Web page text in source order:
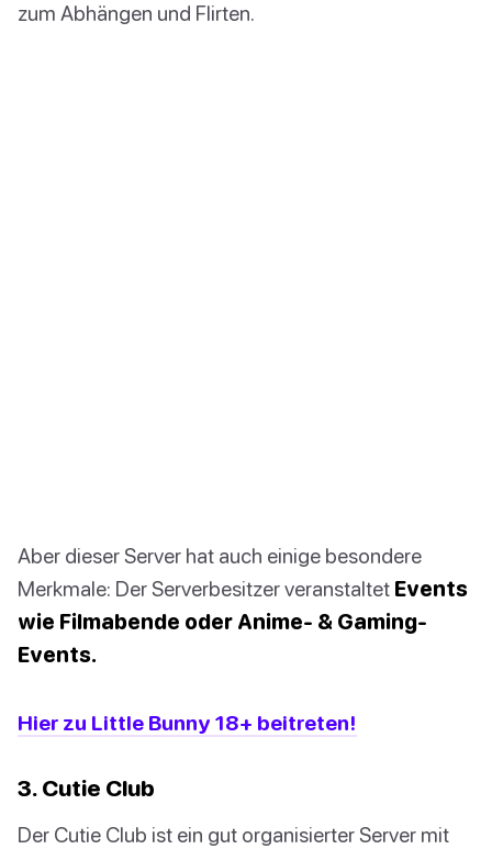
zum Abhängen und Flirten.
Aber dieser Server hat auch einige besondere
Merkmale: Der Serverbesitzer veranstaltet Events
wie Filmabende oder Anime- & Gaming-
Events.
Hier zu Little Bunny 18+ beitreten!
3. Cutie Club
Der Cutie Club ist ein gut organisierter Server mit